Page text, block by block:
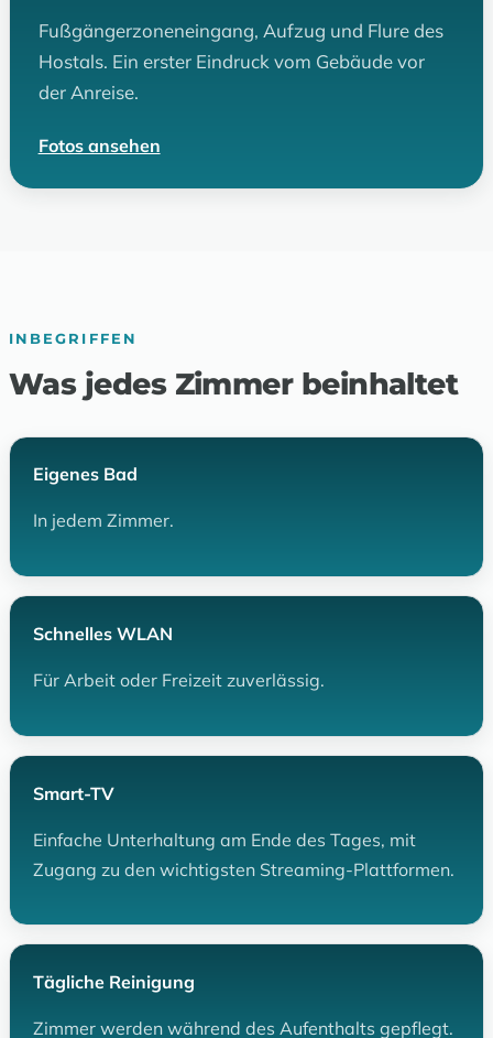
Fußgängerzoneneingang, Aufzug und Flure des
Hostals. Ein erster Eindruck vom Gebäude vor
der Anreise.
Fotos ansehen
INBEGRIFFEN
Was jedes Zimmer beinhaltet
Eigenes Bad
In jedem Zimmer.
Schnelles WLAN
Für Arbeit oder Freizeit zuverlässig.
Smart-TV
Einfache Unterhaltung am Ende des Tages, mit
Zugang zu den wichtigsten Streaming-Plattformen.
Tägliche Reinigung
Zimmer werden während des Aufenthalts gepflegt.